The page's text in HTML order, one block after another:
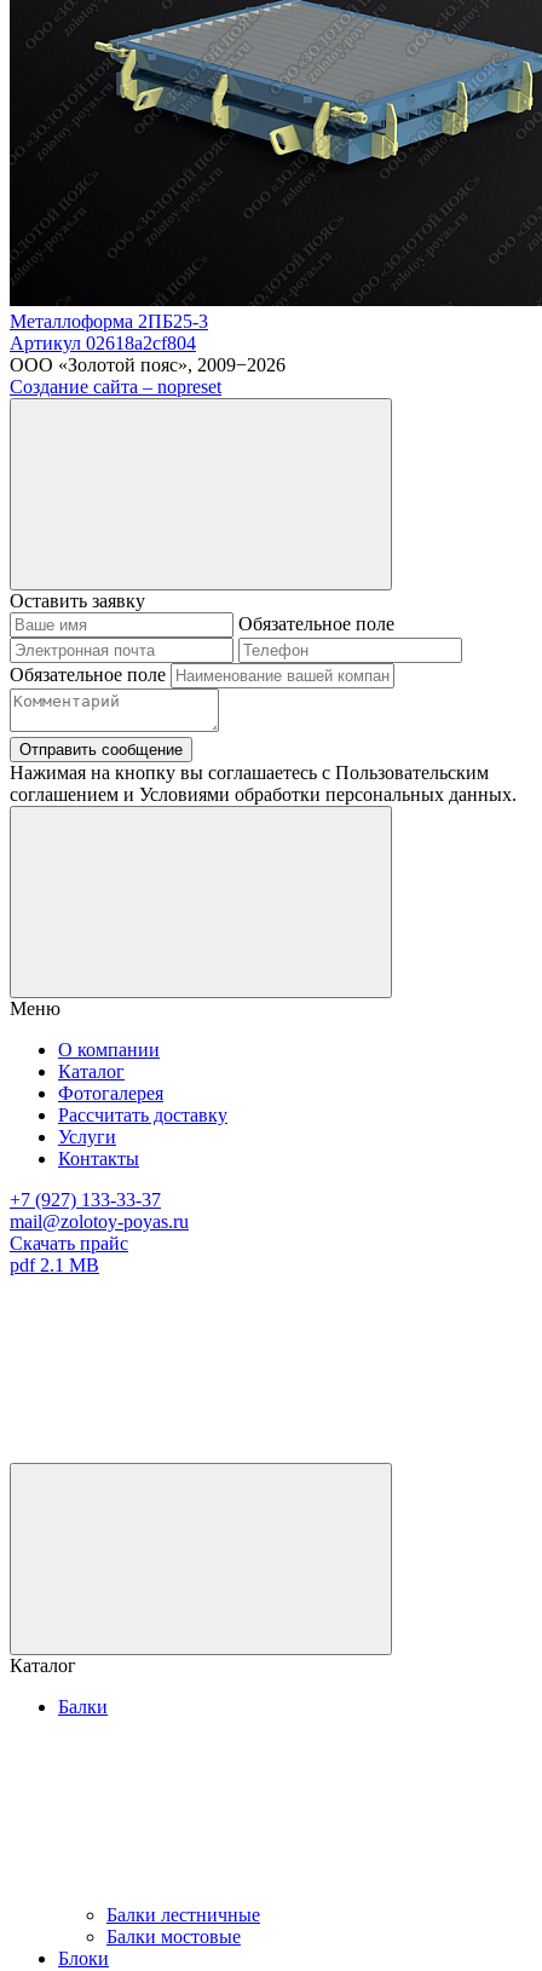
Металлоформа 2ПБ25-3
Артикул 02618a2cf804
ООО «Золотой пояс», 2009−2026
Создание сайта – nopreset
Оставить заявку
Обязательное поле
Обязательное поле
Отправить сообщение
Нажимая на кнопку вы соглашаетесь с Пользовательским
соглашением и Условиями обработки персональных данных.
Меню
О компании
Каталог
Фотогалерея
Рассчитать доставку
Услуги
Контакты
+7 (927) 133-33-37
mail@zolotoy-poyas.ru
Скачать прайс
pdf 2.1 MB
Каталог
Балки
Балки лестничные
Балки мостовые
Блоки